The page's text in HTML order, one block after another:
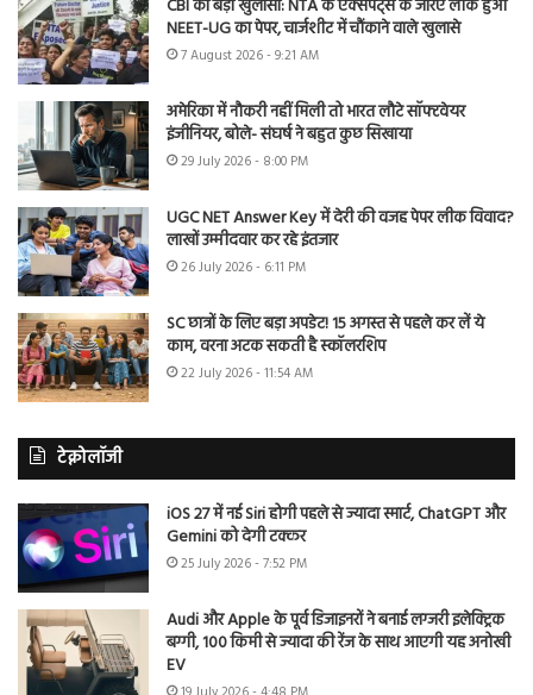
CBI का बड़ा खुलासा: NTA के एक्सपर्ट्स के जरिए लीक हुआ
NEET-UG का पेपर, चार्जशीट में चौंकाने वाले खुलासे
7 August 2026 - 9:21 AM
अमेरिका में नौकरी नहीं मिली तो भारत लौटे सॉफ्टवेयर
इंजीनियर, बोले- संघर्ष ने बहुत कुछ सिखाया
29 July 2026 - 8:00 PM
UGC NET Answer Key में देरी की वजह पेपर लीक विवाद?
लाखों उम्मीदवार कर रहे इंतजार
26 July 2026 - 6:11 PM
SC छात्रों के लिए बड़ा अपडेट! 15 अगस्त से पहले कर लें ये
काम, वरना अटक सकती है स्कॉलरशिप
22 July 2026 - 11:54 AM
टेक्नोलॉजी
iOS 27 में नई Siri होगी पहले से ज्यादा स्मार्ट, ChatGPT और
Gemini को देगी टक्कर
25 July 2026 - 7:52 PM
Audi और Apple के पूर्व डिजाइनरों ने बनाई लग्जरी इलेक्ट्रिक
बग्गी, 100 किमी से ज्यादा की रेंज के साथ आएगी यह अनोखी
EV